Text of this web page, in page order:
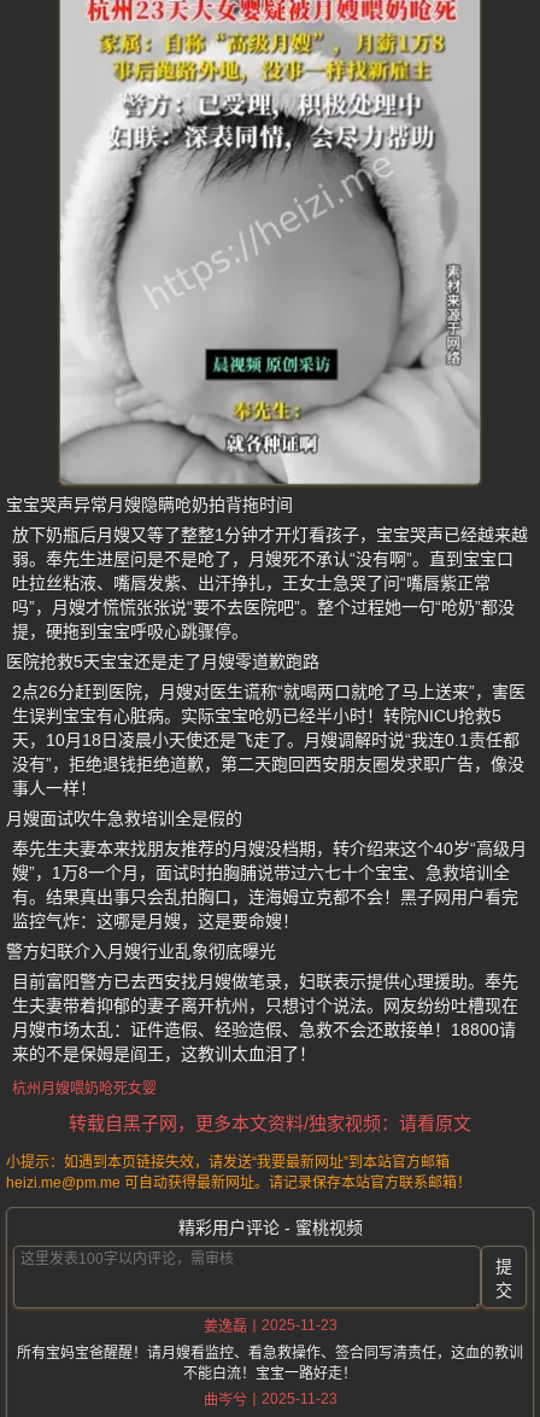
宝宝哭声异常月嫂隐瞒呛奶拍背拖时间
放下奶瓶后月嫂又等了整整1分钟才开灯看孩子，宝宝哭声已经越来越
弱。奉先生进屋问是不是呛了，月嫂死不承认“没有啊”。直到宝宝口
吐拉丝粘液、嘴唇发紫、出汗挣扎，王女士急哭了问“嘴唇紫正常
吗”，月嫂才慌慌张张说“要不去医院吧”。整个过程她一句“呛奶”都没
提，硬拖到宝宝呼吸心跳骤停。
医院抢救5天宝宝还是走了月嫂零道歉跑路
2点26分赶到医院，月嫂对医生谎称“就喝两口就呛了马上送来”，害医
生误判宝宝有心脏病。实际宝宝呛奶已经半小时！转院NICU抢救5
天，10月18日凌晨小天使还是飞走了。月嫂调解时说“我连0.1责任都
没有”，拒绝退钱拒绝道歉，第二天跑回西安朋友圈发求职广告，像没
事人一样！
月嫂面试吹牛急救培训全是假的
奉先生夫妻本来找朋友推荐的月嫂没档期，转介绍来这个40岁“高级月
嫂”，1万8一个月，面试时拍胸脯说带过六七十个宝宝、急救培训全
有。结果真出事只会乱拍胸口，连海姆立克都不会！黑子网用户看完
监控气炸：这哪是月嫂，这是要命嫂！
警方妇联介入月嫂行业乱象彻底曝光
目前富阳警方已去西安找月嫂做笔录，妇联表示提供心理援助。奉先
生夫妻带着抑郁的妻子离开杭州，只想讨个说法。网友纷纷吐槽现在
月嫂市场太乱：证件造假、经验造假、急救不会还敢接单！18800请
来的不是保姆是阎王，这教训太血泪了！
杭州月嫂喂奶呛死女婴
转载自黑子网，更多本文资料/独家视频：请看原文
小提示：如遇到本页链接失效，请发送“我要最新网址”到本站官方邮箱
heizi.me@pm.me 可自动获得最新网址。请记录保存本站官方联系邮箱！
精彩用户评论 - 蜜桃视频
提
交
姜逸磊
2025-11-23
所有宝妈宝爸醒醒！请月嫂看监控、看急救操作、签合同写清责任，这血的教训
不能白流！宝宝一路好走！
曲岑兮
2025-11-23